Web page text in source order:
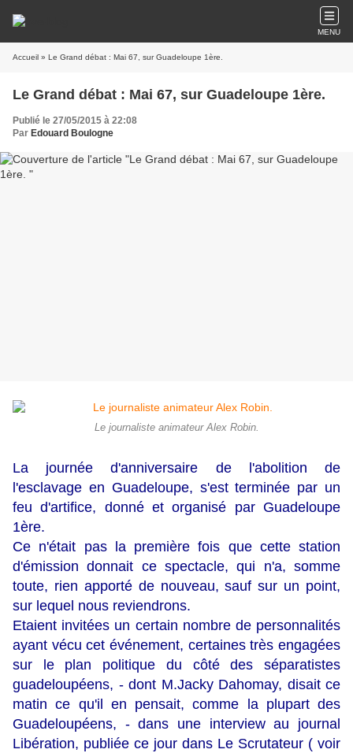
MENU
Accueil » Le Grand débat : Mai 67, sur Guadeloupe 1ère.
Le Grand débat : Mai 67, sur Guadeloupe 1ère.
Publié le 27/05/2015 à 22:08
Par Edouard Boulogne
Le journaliste animateur Alex Robin.
La journée d'anniversaire de l'abolition de
l'esclavage en Guadeloupe, s'est terminée par un
feu d'artifice, donné et organisé par Guadeloupe
1ère.
Ce n'était pas la première fois que cette station
d'émission donnait ce spectacle, qui n'a, somme
toute, rien apporté de nouveau, sauf sur un point,
sur lequel nous reviendrons.
Etaient invitées un certain nombre de personnalités
ayant vécu cet événement, certaines très engagées
sur le plan politique du côté des séparatistes
guadeloupéens, - dont M.Jacky Dahomay, disait ce
matin ce qu'il en pensait, comme la plupart des
Guadeloupéens, - dans une interview au journal
Libération, publiée ce jour dans Le Scrutateur ( voir